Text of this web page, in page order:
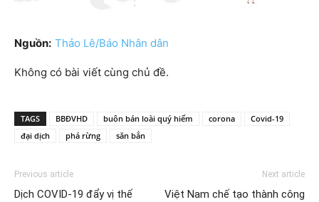
Nguồn: Thảo Lê/Báo Nhân dân
Không có bài viết cùng chủ đề.
TAGS BBĐVHD buôn bán loài quý hiếm corona
Covid-19
đại dịch
phá rừng săn bắn
Previous article
Dịch COVID-19 đẩy vị thế
Next article
Việt Nam chế tạo thành công